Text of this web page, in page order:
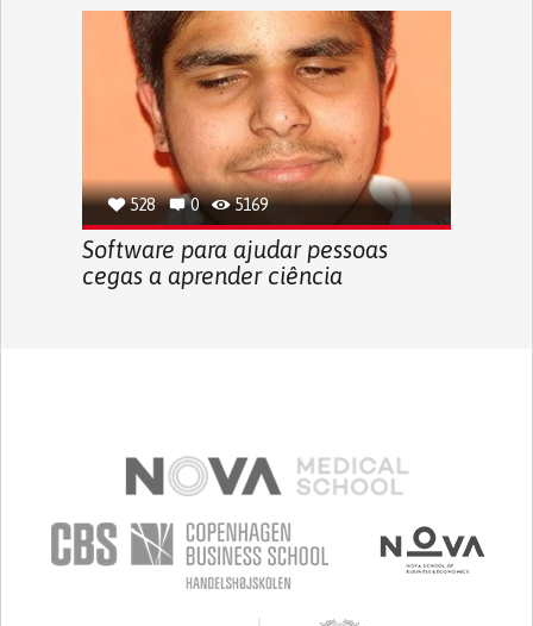
528 0 5169
Software para ajudar pessoas
cegas a aprender ciência